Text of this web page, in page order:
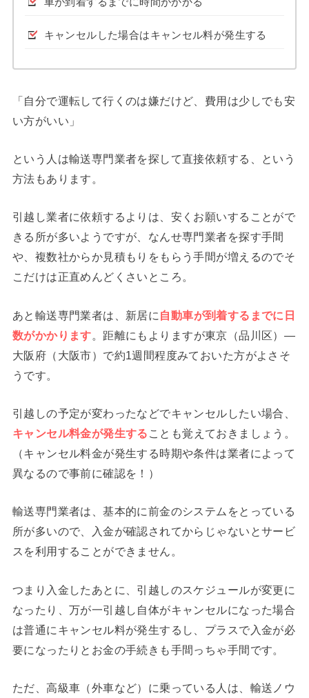
キャンセルした場合はキャンセル料が発生する
「自分で運転して行くのは嫌だけど、費用は少しでも安
い方がいい」
という人は輸送専門業者を探して直接依頼する、という
方法もあります。
引越し業者に依頼するよりは、安くお願いすることがで
きる所が多いようですが、なんせ専門業者を探す手間
や、複数社からか見積もりをもらう手間が増えるのでそ
こだけは正直めんどくさいところ。
あと輸送専門業者は、新居に 自動車が到着するまでに日
数がかかります。距離にもよりますが東京（品川区）―
大阪府（大阪市）で約1週間程度みておいた方がよさそ
うです。
引越しの予定が変わったなどでキャンセルしたい場合、
キャンセル料金が発生する ことも覚えておきましょう。
（キャンセル料金が発生する時期や条件は業者によって
異なるので事前に確認を！）
輸送専門業者は、基本的に前金のシステムをとっている
所が多いので、入金が確認されてからじゃないとサービ
スを利用することができません。
つまり入金したあとに、引越しのスケジュールが変更に
なったり、万が一引越し自体がキャンセルになった場合
は普通にキャンセル料が発生するし、プラスで入金が必
要になったりとお金の手続きも手間っちゃ手間です。
ただ、高級車（外車など）に乗っている人は、輸送ノウ